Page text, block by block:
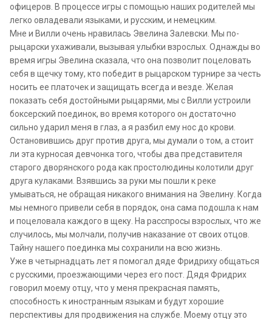
офицеров. В процессе игры с помощью наших родителей мы
легко овладевали языками, и русским, и немецким.
Мне и Вилли очень нравилась Эвелина Залевски. Мы по-
рыцарски ухаживали, вызывая улыбки взрослых. Однажды во
время игры Эвелина сказала, что она позволит поцеловать
себя в щечку тому, кто победит в рыцарском турнире за честь
носить ее платочек и защищать всегда и везде. Желая
показать себя достойными рыцарями, мы с Вилли устроили
боксерский поединок, во время которого он достаточно
сильно ударил меня в глаз, а я разбил ему нос до крови.
Остановившись друг против друга, мы думали о том, а стоит
ли эта курносая девчонка того, чтобы два представителя
старого дворянского рода как простолюдины колотили друг
друга кулаками. Взявшись за руки мы пошли к реке
умываться, не обращая никакого внимания на Эвелину. Когда
мы немного привели себя в порядок, она сама подошла к нам
и поцеловала каждого в щеку. На расспросы взрослых, что же
случилось, мы молчали, получив наказание от своих отцов.
Тайну нашего поединка мы сохранили на всю жизнь.
Уже в четырнадцать лет я помогал дяде Фридриху общаться
с русскими, проезжающими через его пост. Дядя Фридрих
говорил моему отцу, что у меня прекрасная память,
способность к иностранным языкам и будут хорошие
перспективы для продвижения на службе. Моему отцу это